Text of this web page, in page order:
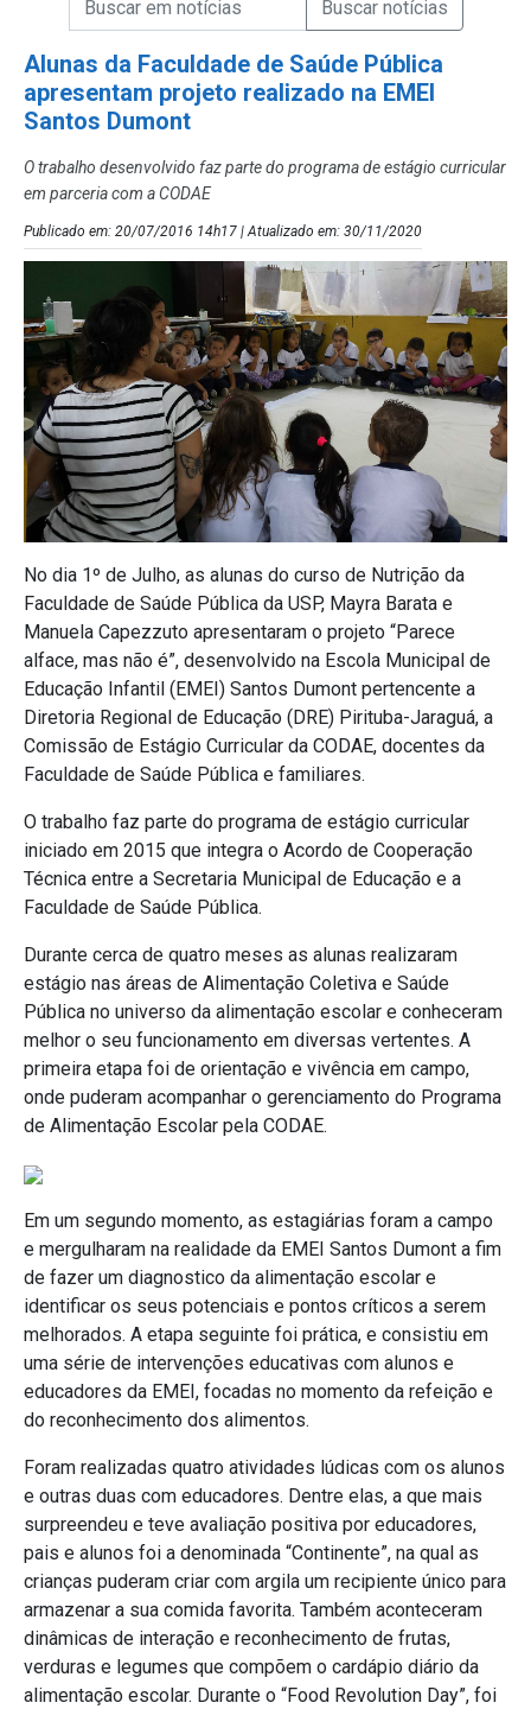
Alunas da Faculdade de Saúde Pública
apresentam projeto realizado na EMEI
Santos Dumont
O trabalho desenvolvido faz parte do programa de estágio curricular
em parceria com a CODAE
Publicado em: 20/07/2016 14h17 | Atualizado em: 30/11/2020
No dia 1º de Julho, as alunas do curso de Nutrição da
Faculdade de Saúde Pública da USP, Mayra Barata e
Manuela Capezzuto apresentaram o projeto “Parece
alface, mas não é”, desenvolvido na Escola Municipal de
Educação Infantil (EMEI) Santos Dumont pertencente a
Diretoria Regional de Educação (DRE) Pirituba-Jaraguá, a
Comissão de Estágio Curricular da CODAE, docentes da
Faculdade de Saúde Pública e familiares.
O trabalho faz parte do programa de estágio curricular
iniciado em 2015 que integra o Acordo de Cooperação
Técnica entre a Secretaria Municipal de Educação e a
Faculdade de Saúde Pública.
Durante cerca de quatro meses as alunas realizaram
estágio nas áreas de Alimentação Coletiva e Saúde
Pública no universo da alimentação escolar e conheceram
melhor o seu funcionamento em diversas vertentes. A
primeira etapa foi de orientação e vivência em campo,
onde puderam acompanhar o gerenciamento do Programa
de Alimentação Escolar pela CODAE.
Em um segundo momento, as estagiárias foram a campo
e mergulharam na realidade da EMEI Santos Dumont a fim
de fazer um diagnostico da alimentação escolar e
identificar os seus potenciais e pontos críticos a serem
melhorados. A etapa seguinte foi prática, e consistiu em
uma série de intervenções educativas com alunos e
educadores da EMEI, focadas no momento da refeição e
do reconhecimento dos alimentos.
Foram realizadas quatro atividades lúdicas com os alunos
e outras duas com educadores. Dentre elas, a que mais
surpreendeu e teve avaliação positiva por educadores,
pais e alunos foi a denominada “Continente”, na qual as
crianças puderam criar com argila um recipiente único para
armazenar a sua comida favorita. Também aconteceram
dinâmicas de interação e reconhecimento de frutas,
verduras e legumes que compõem o cardápio diário da
alimentação escolar. Durante o “Food Revolution Day”, foi